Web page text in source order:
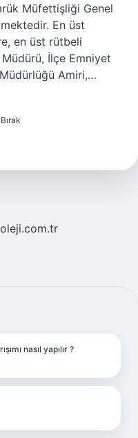
Müfettişliği Genel
En üst
en üst rütbeli
İlçe Emniyet
Amiri,…
nasıl yapılır ?